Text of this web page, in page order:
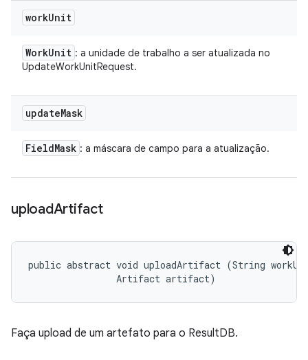
workUnit
WorkUnit : a unidade de trabalho a ser atualizada no
UpdateWorkUnitRequest.
updateMask
FieldMask : a máscara de campo para a atualização.
uploadArtifact
public abstract void uploadArtifact (String
                Artifact artifact)
Faça upload de um artefato para o ResultDB.